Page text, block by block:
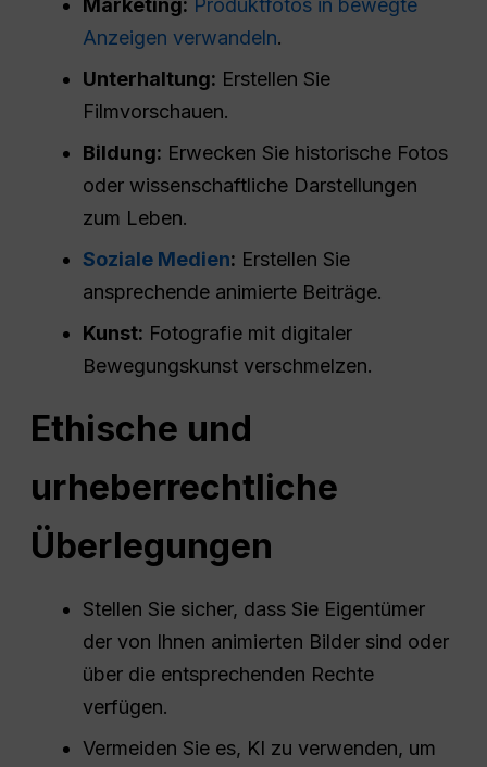
Marketing: Produktfotos in bewegte
Anzeigen verwandeln.
Unterhaltung: Erstellen Sie
Filmvorschauen.
Bildung: Erwecken Sie historische Fotos
oder wissenschaftliche Darstellungen
zum Leben.
Soziale Medien: Erstellen Sie
ansprechende animierte Beiträge.
Kunst: Fotografie mit digitaler
Bewegungskunst verschmelzen.
Ethische und
urheberrechtliche
Überlegungen
Stellen Sie sicher, dass Sie Eigentümer
der von Ihnen animierten Bilder sind oder
über die entsprechenden Rechte
verfügen.
Vermeiden Sie es, KI zu verwenden, um